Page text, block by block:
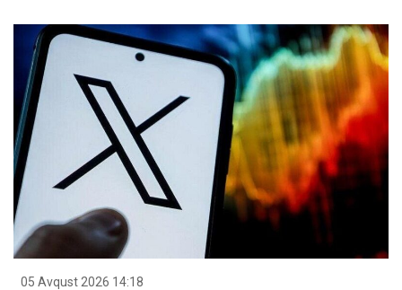
05 Avqust 2026 14:18